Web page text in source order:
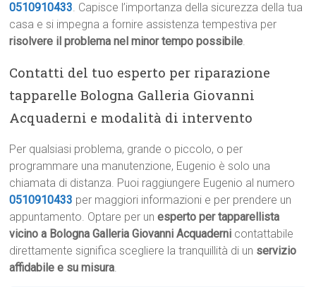
0510910433. Capisce l’importanza della sicurezza della tua
casa e si impegna a fornire assistenza tempestiva per
risolvere il problema nel minor tempo possibile.
Contatti del tuo esperto per riparazione
tapparelle Bologna Galleria Giovanni
Acquaderni e modalità di intervento
Per qualsiasi problema, grande o piccolo, o per
programmare una manutenzione, Eugenio è solo una
chiamata di distanza. Puoi raggiungere Eugenio al numero
0510910433 per maggiori informazioni e per prendere un
appuntamento. Optare per unesperto per tapparellista
vicino a Bologna Galleria Giovanni Acquaderni contattabile
direttamente significa scegliere la tranquillità di un servizio
affidabile e su misura.